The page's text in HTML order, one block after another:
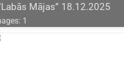
Mājas” 18.12.2025
1